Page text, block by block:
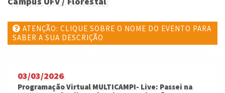
ATENÇÃO: CLIQUE SOBRE O NOME DO EVENTO PARA
SABER A SUA DESCRIÇÃO
03/03/2026
Programação Virtual MULTICAMPI- Live: Passei na